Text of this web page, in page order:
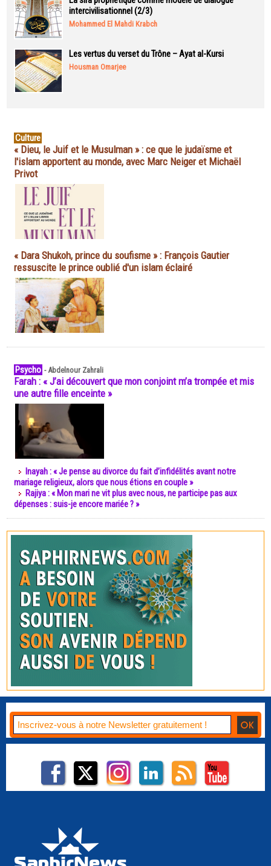
intercivilisationnel (2/3)
Mohammed El Mahdi Krabch
Les vertus du verset du Trône – Ayat al-Kursi
Housman Omarjee
Culture
« Dieu, le Juif et le Musulman » : ce que le judaïsme et
l'islam apportent au monde, avec Marc Neiger et Michaël
Privot
« Dara Shukoh, prince du soufisme » : François Gautier
ressuscite le prince oublié d'un islam éclairé
Psycho -Abdelnour Zahrali
Farah : « J’ai découvert que mon conjoint m’a trompée et mis
une autre fille enceinte »
Inayah : « Je pense au divorce du fait d’infidélités avant notre
mariage religieux, alors que nous étions en couple »
Rajiya : « Mon mari ne vit plus avec nous, ne participe pas aux
dépenses : suis-je encore mariée ? »